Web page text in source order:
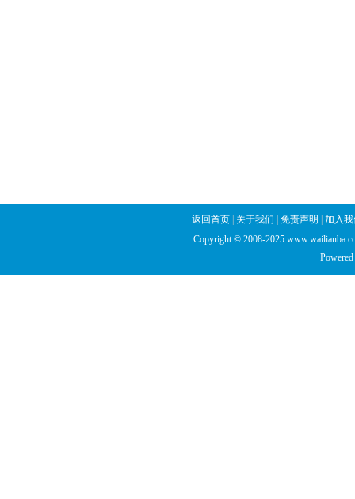
返回首页 关于我们 免责声明
加入
Copyright © 2008-2025